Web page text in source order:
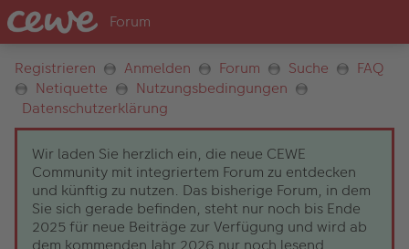
Registrieren Anmelden Forum Suche
FAQ
Netiquette
Nutzungsbedingungen
Datenschutzerklärung
Wir laden Sie herzlich ein, die neue CEWE
Community mit integriertem Forum zu entdecken
und künftig zu nutzen. Das bisherige Forum, in dem
Sie sich gerade befinden, steht nur noch bis Ende
2025 für neue Beiträge zur Verfügung und wird ab